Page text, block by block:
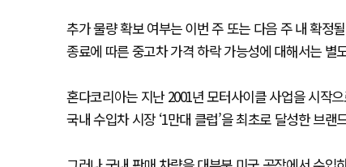
추가 물량 확보 여부는 이번 주 또는 다음 주 내 확정
종료에 따른 중고차 가격 하락 가능성에 대해서는 별
혼다코리아는 지난 2001년 모터사이클 사업을 시작
국내 수입차 시장 ‘1만대 클럽’을 최초로 달성한 브